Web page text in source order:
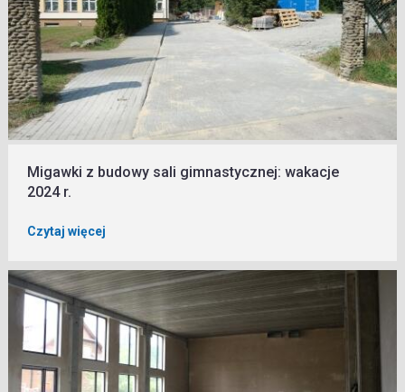
Migawki z budowy sali gimnastycznej: wakacje
2024 r.
Czytaj więcej